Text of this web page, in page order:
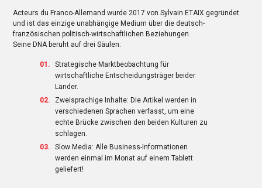
Acteurs du Franco-Allemand wurde 2017 von Sylvain ETAIX gegründet
und ist das einzige unabhängige Medium über die deutsch-
französischen politisch-wirtschaftlichen Beziehungen.
Seine DNA beruht auf drei Säulen:
Strategische Marktbeobachtung für
wirtschaftliche Entscheidungsträger beider
Länder.
Zweisprachige Inhalte: Die Artikel werden in
verschiedenen Sprachen verfasst, um eine
echte Brücke zwischen den beiden Kulturen zu
schlagen.
Slow Media: Alle Business-Informationen
werden einmal im Monat auf einem Tablett
geliefert!